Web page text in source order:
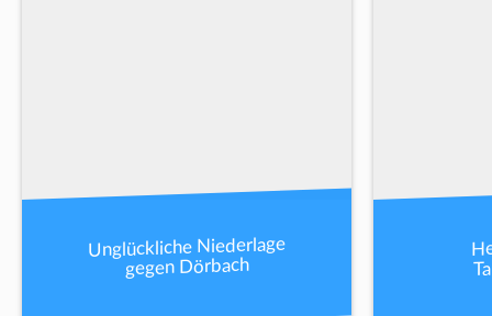
Unglückliche Niederlage
gegen Dörbach